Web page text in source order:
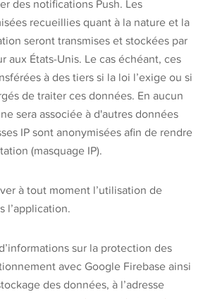
des notifications Push. Les
recueillies quant à la nature et la
seront transmises et stockées par
aux États-Unis. Le cas échéant, ces
à des tiers si la loi l’exige ou si
de traiter ces données. En aucun
sera associée à d'autres données
IP sont anonymisées afin de rendre
(masquage IP).
à tout moment l’utilisation de
l’application.
sur la protection des
avec Google Firebase ainsi
des données, à l’adresse